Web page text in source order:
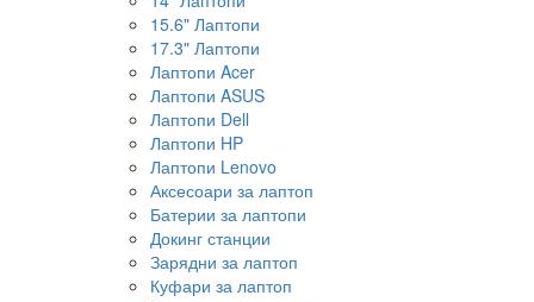
15.6" Лаптопи
17.3" Лаптопи
Лаптопи Acer
Лаптопи ASUS
Лаптопи Dell
Лаптопи HP
Лаптопи Lenovo
Аксесоари за лаптоп
Батерии за лаптопи
Докинг станции
Зарядни за лаптоп
Куфари за лаптоп